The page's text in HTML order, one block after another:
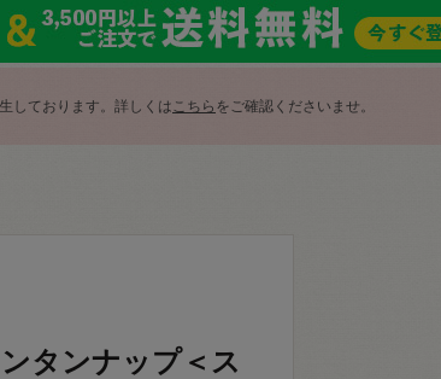
しております。詳しくはこちら をご確認くださいませ。
タンナップ＜ス